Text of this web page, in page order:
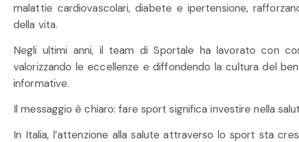
malattie cardiovascolari, diabete e ipertensione,
della vita.
Negli ultimi anni, il team di Sportale ha lavorato con
valorizzando le eccellenze e diffondendo la cultura del
informative.
Il messaggio è chiaro: fare sport significa investire nella
In Italia, l’attenzione alla salute attraverso lo sport sta